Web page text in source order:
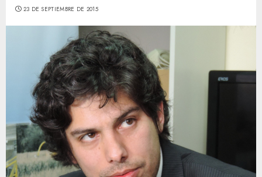
23 DE SEPTIEMBRE DE 2015